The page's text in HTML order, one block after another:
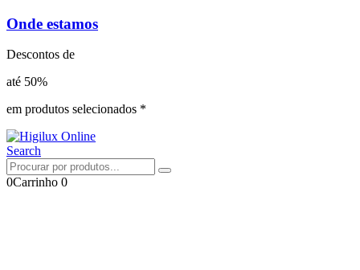
Onde estamos
Descontos de
até 50%
em produtos selecionados *
Search
0Carrinho 0